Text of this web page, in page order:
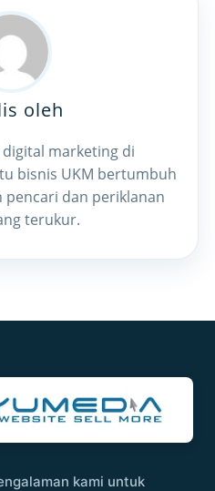
oleh
digital marketing di
bisnis UKM bertumbuh
dan periklanan
terukur.
kami untuk